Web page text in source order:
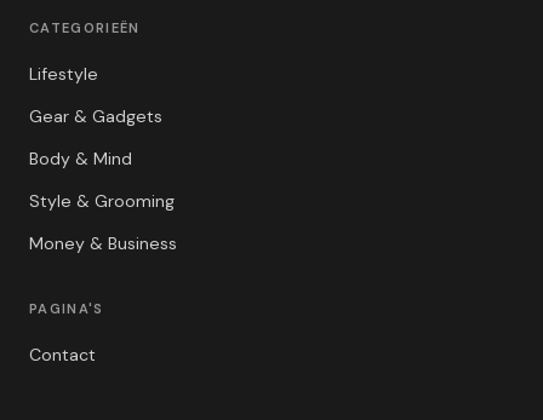
CATEGORIEËN
Lifestyle
Gear & Gadgets
Body & Mind
Style & Grooming
Money & Business
PAGINA'S
Contact